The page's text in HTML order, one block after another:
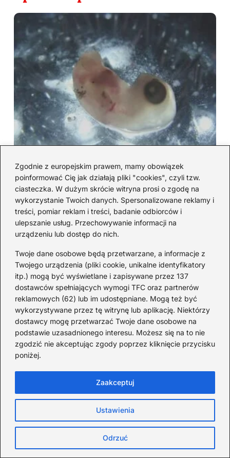
Zgodnie z europejskim prawem, mamy obowiązek
poinformować Cię jak działają pliki "cookies", czyli tzw.
ciasteczka. W dużym skrócie witryna prosi o zgodę na
wykorzystanie Twoich danych. Spersonalizowane reklamy i
treści, pomiar reklam i treści, badanie odbiorców i
ulepszanie usług. Przechowywanie informacji na
urządzeniu lub dostęp do nich.
Twoje dane osobowe będą przetwarzane, a informacje z
Twojego urządzenia (pliki cookie, unikalne identyfikatory
itp.) mogą być wyświetlane i zapisywane przez 137
dostawców spełniających wymogi TFC oraz partnerów
reklamowych (62) lub im udostępniane. Mogą też być
wykorzystywane przez tę witrynę lub aplikację. Niektórzy
dostawcy mogę przetwarzać Twoje dane osobowe na
podstawie uzasadnionego interesu. Możesz się na to nie
zgodzić nie akceptując zgody poprzez kliknięcie przycisku
poniżej.
Ustawienia
Odrzuć
Zaakceptuj
Czwarty tydzień ciąży: ciekawostki i
objawy, które warto znać
2026-08-03
Niezwykłe ciekawostki o 5. miesiącu
ciąży